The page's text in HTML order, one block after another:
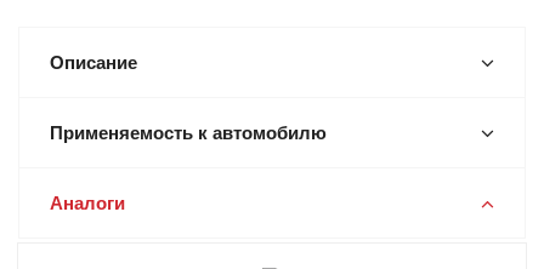
Описание
Применяемость к автомобилю
Аналоги